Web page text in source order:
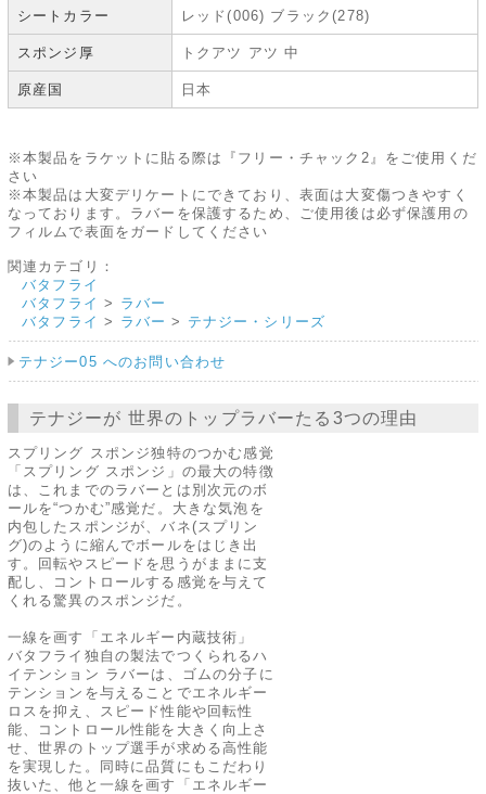
シートカラー レッド(006) ブラック(278)
スポンジ厚 トクアツ アツ 中
原産国 日本
※本製品をラケットに貼る際は『フリー・チャック2』をご使用くだ
さい
※本製品は大変デリケートにできており、表面は大変傷つきやすく
なっております。ラバーを保護するため、ご使用後は必ず保護用の
フィルムで表面をガードしてください
関連カテゴリ：
バタフライ
バタフライ > ラバー
バタフライ > ラバー > テナジー・シリーズ
テナジー05 へのお問い合わせ
テナジーが 世界のトップラバーたる3つの理由
スプリング スポンジ独特のつかむ感覚
「スプリング スポンジ」の最大の特徴
は、これまでのラバーとは別次元のボ
ールを“つかむ”感覚だ。大きな気泡を
内包したスポンジが、バネ(スプリン
グ)のように縮んでボールをはじき出
す。回転やスピードを思うがままに支
配し、コントロールする感覚を与えて
くれる驚異のスポンジだ。
一線を画す「エネルギー内蔵技術」
バタフライ独自の製法でつくられるハ
イテンション ラバーは、ゴムの分子に
テンションを与えることでエネルギー
ロスを抑え、スピード性能や回転性
能、コントロール性能を大きく向上さ
せ、世界のトップ選手が求める高性能
を実現した。同時に品質にもこだわり
抜いた、他と一線を画す「エネルギー